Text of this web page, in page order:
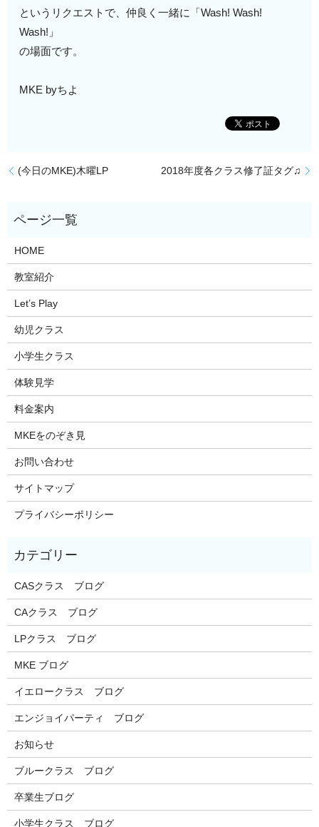
というリクエストで、仲良く一緒に「Wash! Wash!
Wash!」
の場面です。
MKE byちよ
(今日のMKE)木曜LP 2018年度各クラス修了証タグ♫
HOME
教室紹介
Let’s Play
幼児クラス
小学生クラス
体験見学
料金案内
MKEをのぞき見
お問い合わせ
サイトマップ
プライバシーポリシー
CASクラス ブログ
CAクラス ブログ
LPクラス ブログ
MKE ブログ
イエロークラス ブログ
エンジョイパーティ ブログ
お知らせ
ブルークラス ブログ
卒業生ブログ
小学生クラス ブログ